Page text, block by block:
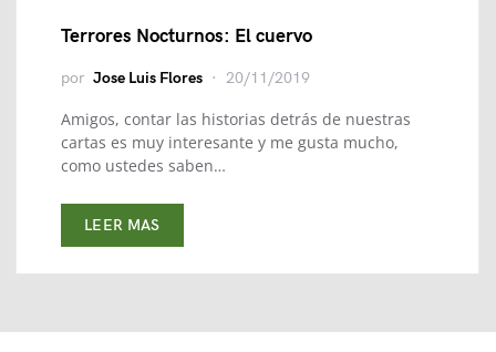
Terrores Nocturnos: El cuervo
por Jose Luis Flores 20/11/2019
Amigos, contar las historias detrás de nuestras
cartas es muy interesante y me gusta mucho,
como ustedes saben…
LEER MAS